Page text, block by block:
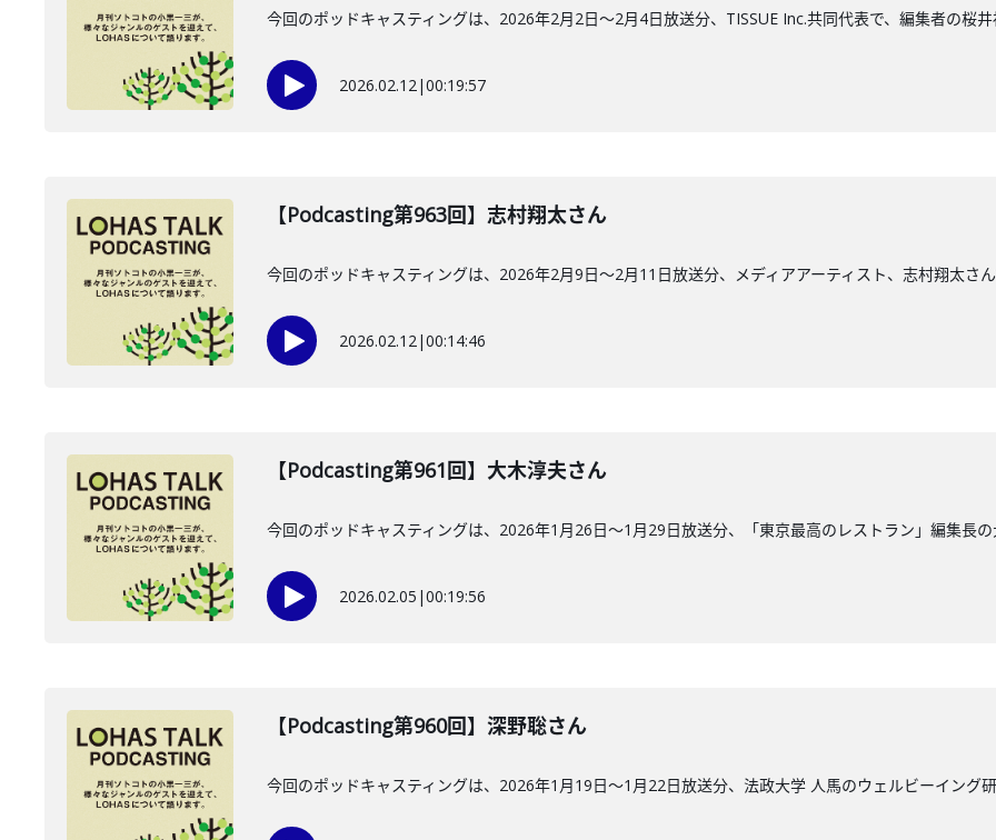
今回のポッドキャスティングは、2026年2月2日〜2月4日放送分、TISSUE Inc.共同代表で、編集者の桜井
2026.02.12|00:19:57
【Podcasting第963回】志村翔太さん
今回のポッドキャスティングは、2026年2月9日〜2月11日放送分、メディアアーティスト、志村翔太さん
2026.02.12|00:14:46
【Podcasting第961回】大木淳夫さん
今回のポッドキャスティングは、2026年1月26日〜1月29日放送分、「東京最高のレストラン」編集長の
2026.02.05 |00:19:56
【Podcasting第960回】深野聡さん
今回のポッドキャスティングは、2026年1月19日〜1月22日放送分、法政大学 人馬のウェルビーイング